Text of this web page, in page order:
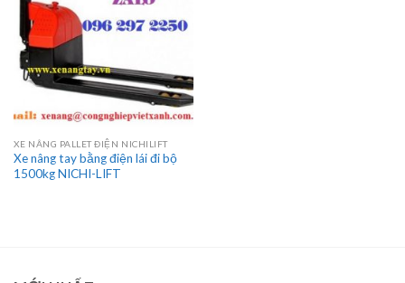
XE NÂNG PALLET ĐIỆN NICHILIFT
Xe nâng tay bằng điện lái đi bộ
1500kg NICHI-LIFT